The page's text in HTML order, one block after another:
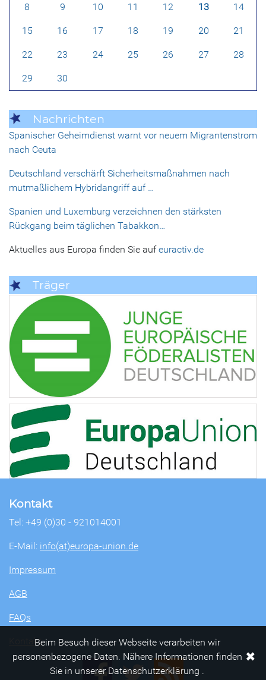
8 9 10 11 12 13 14
15 16 17 18 19 20 21
22 23 24 25 26 27 28
29 30
Nachrichten
Spanischer Geheimdienst warnt vor neuem Migrantenstrom
nach Ceuta
Deutschland verschärft Sicherheitsmaßnahmen nach
mutmaßlichem Hybridangriff auf …
Spanien und Luxemburg verzeichnen den stärksten
Rückgang beim täglichen Tabakkon…
Aktuelles aus Europa finden Sie aufeuractiv.de
Träger
Kontakt
Tel: +49 (0)30 - 921014001
E-Mail: info(at)europa-union.de
Impressum
AGB
FAQs
KontaktBeim Besuch dieser Webseite verarbeiten wir
personenbezogene Daten. Nähere Informationen finden
Sie in unserer Datenschutzerklärung .
✖